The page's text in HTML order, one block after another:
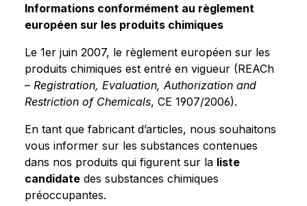
Informations conformément au règlement
européen sur les produits chimiques
Le 1er juin 2007, le règlement européen sur les
produits chimiques est entré en vigueur (REACh
– Registration, Evaluation, Authorization and
Restriction of Chemicals, CE 1907/2006).
En tant que fabricant d’articles, nous souhaitons
vous informer sur les substances contenues
dans nos produits qui figurent sur la liste
candidate des substances chimiques
préoccupantes.